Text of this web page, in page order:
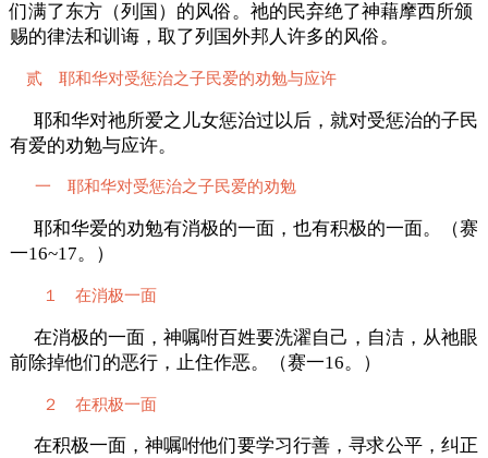
们满了东方（列国）的风俗。祂的民弃绝了神藉摩西所颁
赐的律法和训诲，取了列国外邦人许多的风俗。
贰 耶和华对受惩治之子民爱的劝勉与应许
耶和华对祂所爱之儿女惩治过以后，就对受惩治的子民
有爱的劝勉与应许。
一 耶和华对受惩治之子民爱的劝勉
耶和华爱的劝勉有消极的一面，也有积极的一面。（赛
一16~17。）
１ 在消极一面
在消极的一面，神嘱咐百姓要洗濯自己，自洁，从祂眼
前除掉他们的恶行，止住作恶。（赛一16。）
２ 在积极一面
在积极一面，神嘱咐他们要学习行善，寻求公平，纠正